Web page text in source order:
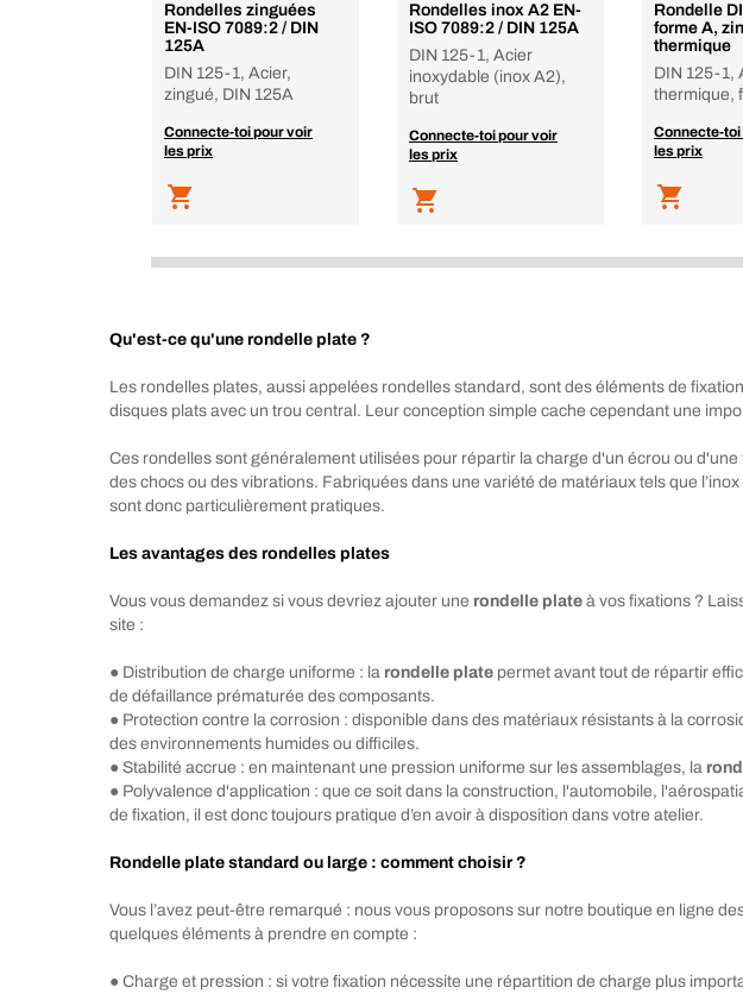
Rondelles zinguées
EN-ISO 7089:2 / DIN
125A
DIN 125-1, Acier,
zingué, DIN 125A
Connecte-toi pour voir
les prix
Rondelles inox A2 EN-
ISO 7089:2 / DIN 125A
DIN 125-1, Acier
inoxydable (inox A2),
brut
Connecte-toi pour voir
les prix
Rondelle
forme A,
thermique
DIN 125-1,
thermique,
Connecte-
les prix
Qu'est-ce qu'une rondelle plate ?
Les rondelles plates, aussi appelées rondelles standard, sont des éléments de
disques plats avec un trou central. Leur conception simple cache cependant une
Ces rondelles sont généralement utilisées pour répartir la charge d'un écrou ou
des chocs ou des vibrations. Fabriquées dans une variété de matériaux tels que
sont donc particulièrement pratiques.
Les avantages des rondelles plates
Vous vous demandez si vous devriez ajouter une rondelle plate à vos fixations ?
site :
● Distribution de charge uniforme : la rondelle plate permet avant tout de répartir
de défaillance prématurée des composants.
● Protection contre la corrosion : disponible dans des matériaux résistants à la
des environnements humides ou difficiles.
● Stabilité accrue : en maintenant une pression uniforme sur les assemblages, la
● Polyvalence d'application : que ce soit dans la construction, l'automobile,
de fixation, il est donc toujours pratique d’en avoir à disposition dans votre atelier.
Rondelle plate standard ou large : comment choisir ?
Vous l’avez peut-être remarqué : nous vous proposons sur notre boutique en ligne
quelques éléments à prendre en compte :
● Charge et pression : si votre fixation nécessite une répartition de charge plus